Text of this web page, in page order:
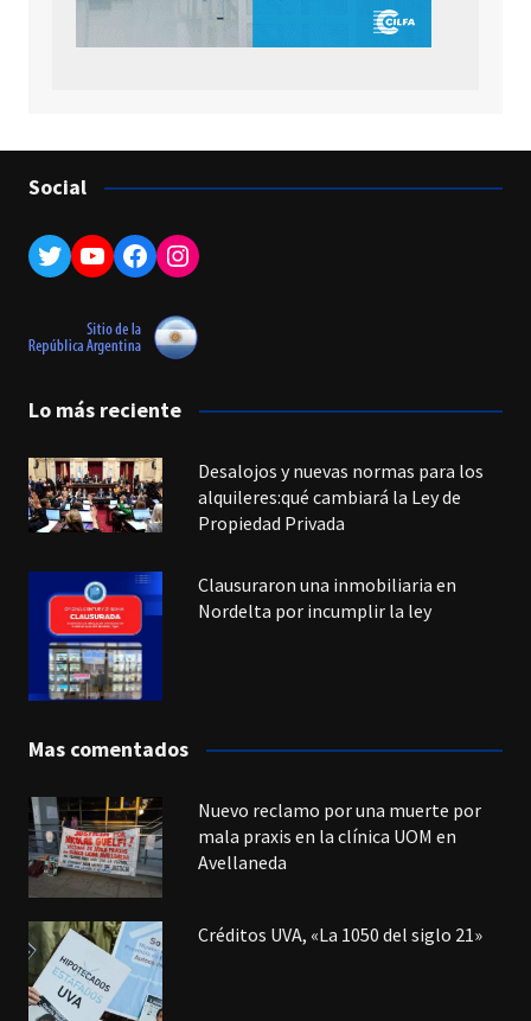
Social
Twitter
YouTube
Facebook
Instagram
Lo más reciente
Desalojos y nuevas normas para los
alquileres:qué cambiará la Ley de
Propiedad Privada
Clausuraron una inmobiliaria en
Nordelta por incumplir la ley
Mas comentados
Nuevo reclamo por una muerte por
mala praxis en la clínica UOM en
Avellaneda
Créditos UVA, «La 1050 del siglo 21»